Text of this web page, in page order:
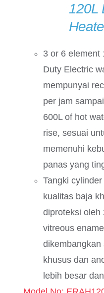
120L
3 or 6 element
Duty Electric
mempunyai
per jam
600L of hot
rise, sesuai
memenuhi
panas yang
Tangki
kualitas baja
diproteksi oleh
vitreous
dikembangkan
khusus dan
lebih besar